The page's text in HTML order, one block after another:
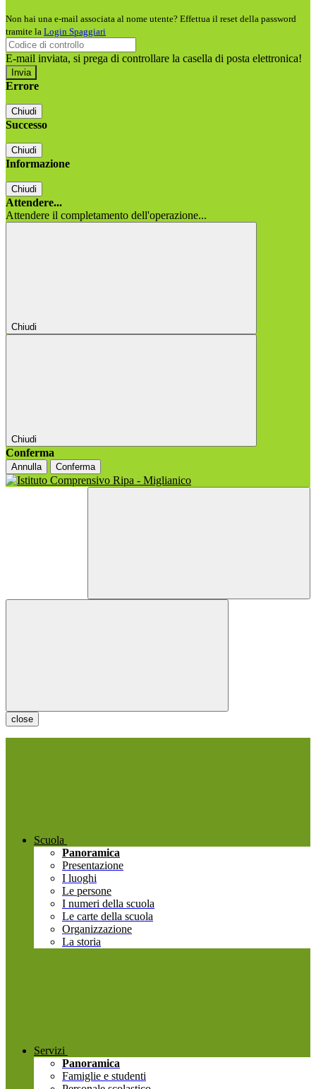
Non hai una e-mail associata al nome utente? Effettua il reset della password
tramite la Login Spaggiari
E-mail inviata, si prega di controllare la casella di posta elettronica!
Errore
Chiudi
Successo
Chiudi
Informazione
Chiudi
Attendere...
Attendere il completamento dell'operazione...
Chiudi
Chiudi
Conferma
Annulla Conferma
close
Scuola
Panoramica
Presentazione
I luoghi
Le persone
I numeri della scuola
Le carte della scuola
Organizzazione
La storia
Servizi
Panoramica
Famiglie e studenti